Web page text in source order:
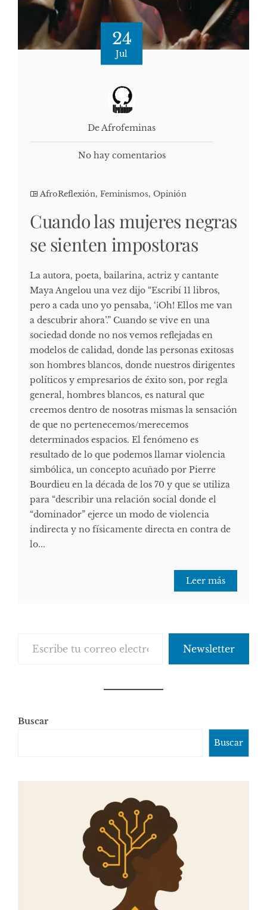
24
Jul
De Afrofeminas
No hay comentarios
AfroReflexión, Feminismos, Opinión
Cuando las mujeres negras
se sienten impostoras
La autora, poeta, bailarina, actriz y cantante
Maya Angelou una vez dijo “Escribí 11 libros,
pero a cada uno yo pensaba, ‘¡Oh! Ellos me van
a descubrir ahora’.” Cuando se vive en una
sociedad donde no nos vemos reflejadas en
modelos de calidad, donde las personas exitosas
son hombres blancos, donde nuestros dirigentes
políticos y empresarios de éxito son, por regla
general, hombres blancos, es natural que
creemos dentro de nosotras mismas la sensación
de que no pertenecemos/merecemos
determinados espacios. El fenómeno es
resultado de lo que podemos llamar violencia
simbólica, un concepto acuñado por Pierre
Bourdieu en la década de los 70 y que se utiliza
para “describir una relación social donde el
“dominador” ejerce un modo de violencia
indirecta y no físicamente directa en contra de
lo...
Leer más
Newsletter
Buscar
Buscar